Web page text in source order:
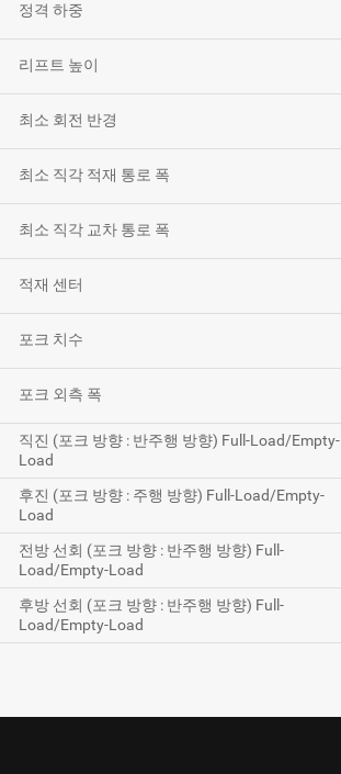
정격 하중
리프트 높이
최소 회전 반경
최소 직각 적재 통로 폭
최소 직각 교차 통로 폭
적재 센터
포크 치수
포크 외측 폭
직진 (포크 방향 : 반주행 방향) Full-Load/Empty-
Load
후진 (포크 방향 : 주행 방향) Full-Load/Empty-
Load
전방 선회 (포크 방향 : 반주행 방향) Full-
Load/Empty-Load
후방 선회 (포크 방향 : 반주행 방향) Full-
Load/Empty-Load